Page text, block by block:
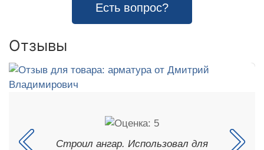
Есть вопрос?
Отзывы
Строил ангар. Использовал для